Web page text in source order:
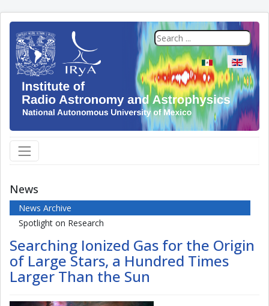
Select your
News
News Archive
Spotlight on Research
Searching Ionized Gas for the Origin
of Large Stars, a Hundred Times
Larger Than the Sun